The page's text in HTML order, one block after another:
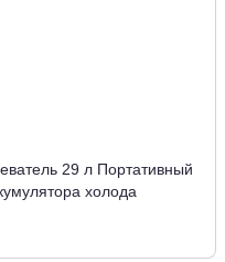
29 л Портативный
холода